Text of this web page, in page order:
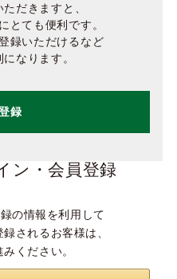
だきますと、
とても便利です。
録いただけるなど
なります。
録
ン・会員登録
の情報を利用して
されるお客様は、
ください。